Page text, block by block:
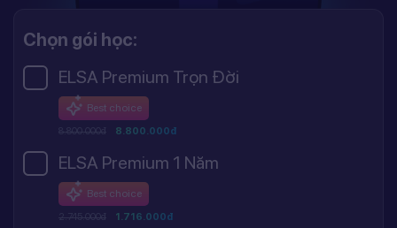
Chọn gói học:
ELSA Premium Trọn Đời
Best choice
8.800.000đ 8.800.000đ
ELSA Premium 1 Năm
Best choice
2.745.000đ 1.716.000đ